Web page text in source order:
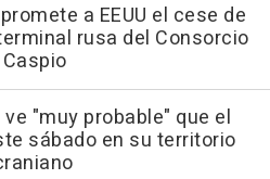
a EEUU el cese de
rusa del Consorcio
"muy probable" que el
sábado en su territorio